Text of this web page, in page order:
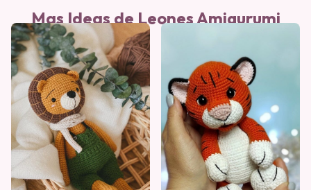
Mas Ideas de Leones Amigurumi